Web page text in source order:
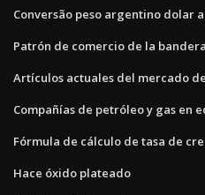
Conversão peso argentino dolar
Patrón de comercio de la
Artículos actuales del mercado
Compañías de petróleo y gas en
Fórmula de cálculo de tasa de
Hace óxido plateado